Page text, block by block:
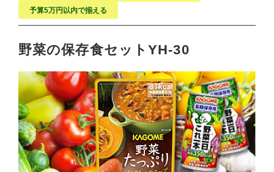
予算5万円以内で揃える
野菜の保存食セットYH-30